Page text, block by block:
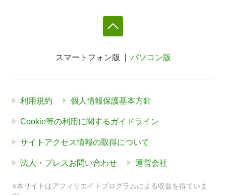
スマートフォン版 パソコン版
利用規約 個人情報保護基本方針
Cookie等の利用に関するガイドライン
サイトアクセス情報の取得について
法人・プレスお問い合わせ 運営会社
※本サイトはアフィリエイトプログラムによる収益を得ていま